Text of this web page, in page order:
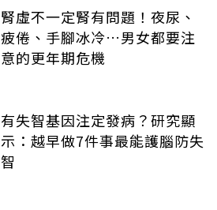
腎虛不一定腎有問題！夜尿、
疲倦、手腳冰冷…男女都要注
意的更年期危機
有失智基因注定發病？研究顯
示：越早做7件事最能護腦防失
智